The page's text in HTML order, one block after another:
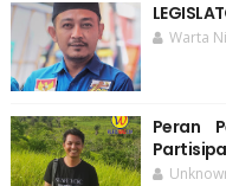
Warta
Peran